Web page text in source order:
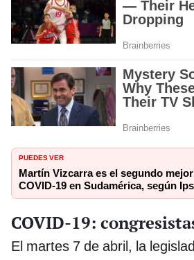
PUEDES VER
Martín Vizcarra es el segundo
COVID-19 en Sudamérica, según
COVID-19:
El martes 7 de abril, la